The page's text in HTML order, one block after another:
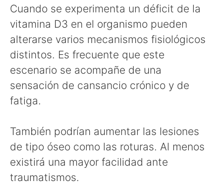
Cuando se experimenta un déficit de la
vitamina D3 en el organismo pueden
alterarse varios mecanismos fisiológicos
distintos. Es frecuente que este
escenario se acompañe de una
sensación de cansancio crónico y de
fatiga.
También podrían aumentar las lesiones
de tipo óseo como las roturas. Al menos
existirá una mayor facilidad ante
traumatismos.